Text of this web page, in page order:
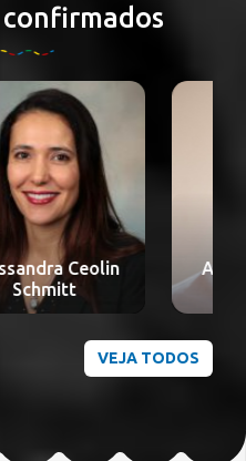
Alexandre Nakao
Odashiro
VEJA TODOS